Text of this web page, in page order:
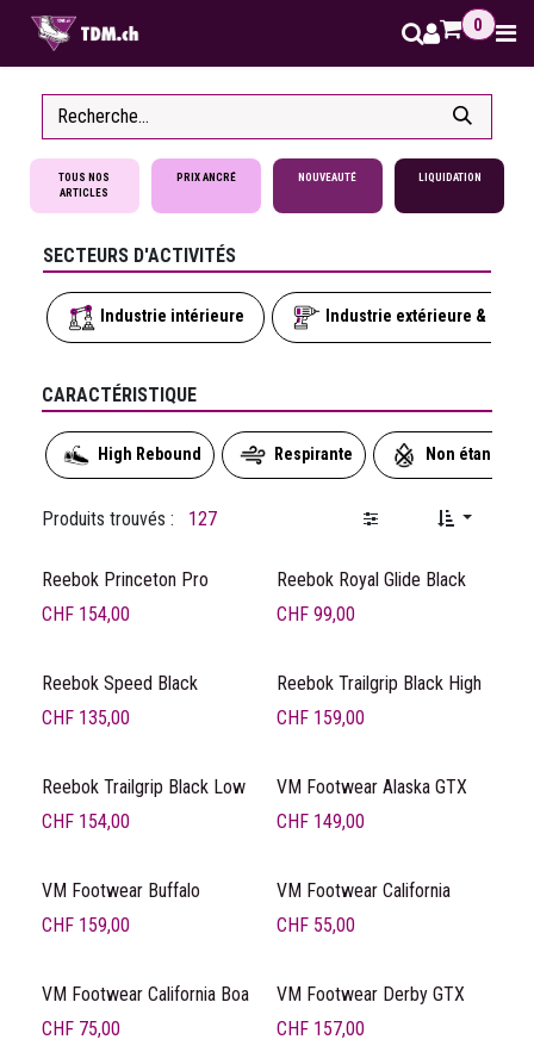
0
TOUS NOS
ARTICLES
PRIX ANCRÉ NOUVEAUTÉ LIQUIDATION
SECTEURS D'ACTIVITÉS
Industrie intérieure Industrie extérieure &
CARACTÉRISTIQUE
High Rebound Respirante Non étanche
Produits trouvés : 127
Reebok Princeton Pro
CHF 154,00
Reebok Royal Glide Black
CHF 99,00
Reebok Speed Black
CHF 135,00
Reebok Trailgrip Black High
CHF 159,00
Reebok Trailgrip Black Low
CHF 154,00
VM Footwear Alaska GTX
CHF 149,00
VM Footwear Buffalo
CHF 159,00
VM Footwear California
CHF 55,00
VM Footwear California Boa
CHF 75,00
VM Footwear Derby GTX
CHF 157,00